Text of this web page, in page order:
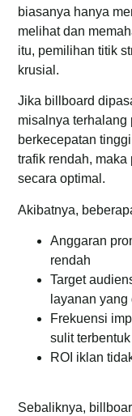
biasanya hanya
melihat dan
itu, pemilihan titik
krusial.
Jika billboard
misalnya terhalang
berkecepatan
trafik rendah,
secara optimal.
Akibatnya,
Anggaran
rendah
Target
layanan
Frekuensi
sulit terbentuk
ROI iklan
Sebaliknya,